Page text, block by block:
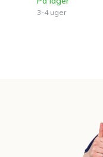
3-4 uger